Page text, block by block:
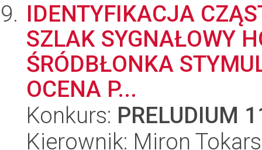
IDENTYFIKACJA
SZLAK SYGNAŁOWY
ŚRÓDBŁONKA
OCENA P...
Konkurs: PRELUDIUM
Kierownik: Miron